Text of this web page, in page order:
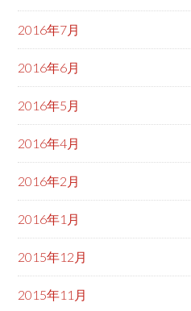
2016年7月
2016年6月
2016年5月
2016年4月
2016年2月
2016年1月
2015年12月
2015年11月